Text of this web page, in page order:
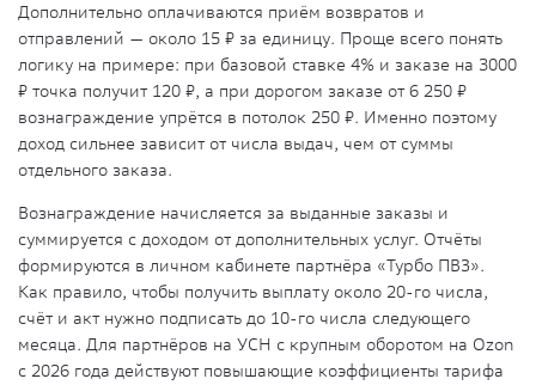
Дополнительно оплачиваются приём возвратов и
отправлений — около 15 ₽ за единицу. Проще всего понять
логику на примере: при базовой ставке 4% и заказе на 3000
₽ точка получит 120 ₽, а при дорогом заказе от 6 250 ₽
вознаграждение упрётся в потолок 250 ₽. Именно поэтому
доход сильнее зависит от числа выдач, чем от суммы
отдельного заказа.
Вознаграждение начисляется за выданные заказы и
суммируется с доходом от дополнительных услуг. Отчёты
формируются в личном кабинете партнёра «Турбо ПВЗ».
Как правило, чтобы получить выплату около 20-го числа,
счёт и акт нужно подписать до 10-го числа следующего
месяца. Для партнёров на УСН с крупным оборотом на Ozon
с 2026 года действуют повышающие коэффициенты тарифа